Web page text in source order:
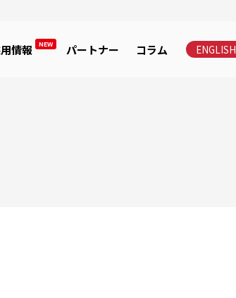
情報 NEW パートナー コラム ENGLISH